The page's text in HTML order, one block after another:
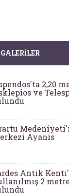
2,20
ve
Ayanis
Antik
2